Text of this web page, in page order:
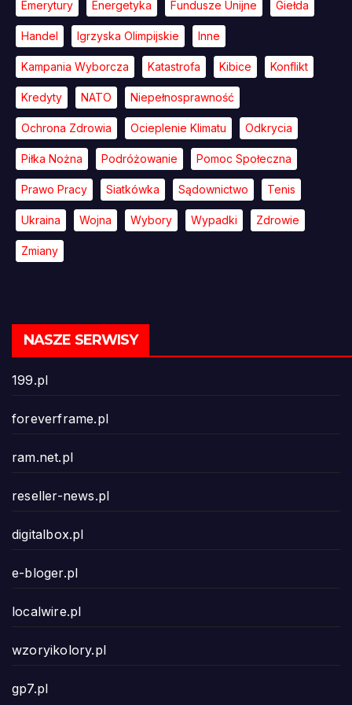
Emerytury Energetyka Fundusze Unijne Giełda
Handel Igrzyska Olimpijskie Inne
Kampania Wyborcza Katastrofa Kibice Konflikt
Kredyty NATO Niepełnosprawność
Ochrona Zdrowia Ocieplenie Klimatu Odkrycia
Piłka Nożna Podróżowanie Pomoc Społeczna
Prawo Pracy Siatkówka Sądownictwo Tenis
Ukraina Wojna Wybory Wypadki Zdrowie
Zmiany
NASZE SERWISY
199.pl
foreverframe.pl
ram.net.pl
reseller-news.pl
digitalbox.pl
e-bloger.pl
localwire.pl
wzoryikolory.pl
gp7.pl